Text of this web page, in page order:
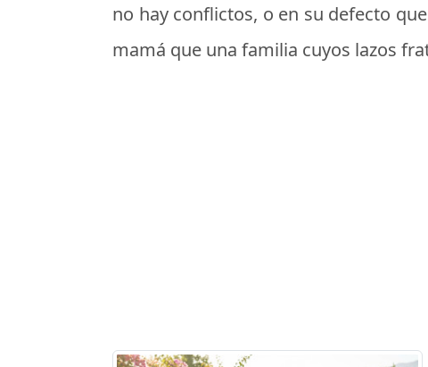
no hay conflictos, o en su defecto
mamá que una familia cuyos lazos